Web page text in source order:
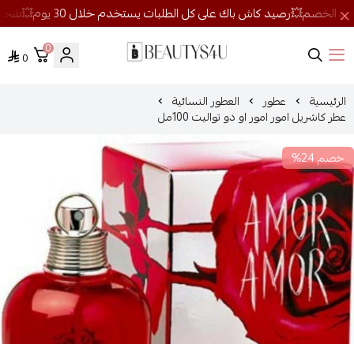
روائح الجمال
0
0
الرئيسية عطور العطور النسائية
عطر كاشريل امور امور او دو تواليت 100مل
خصم 24%